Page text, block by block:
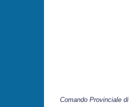
Comando Provinciale di